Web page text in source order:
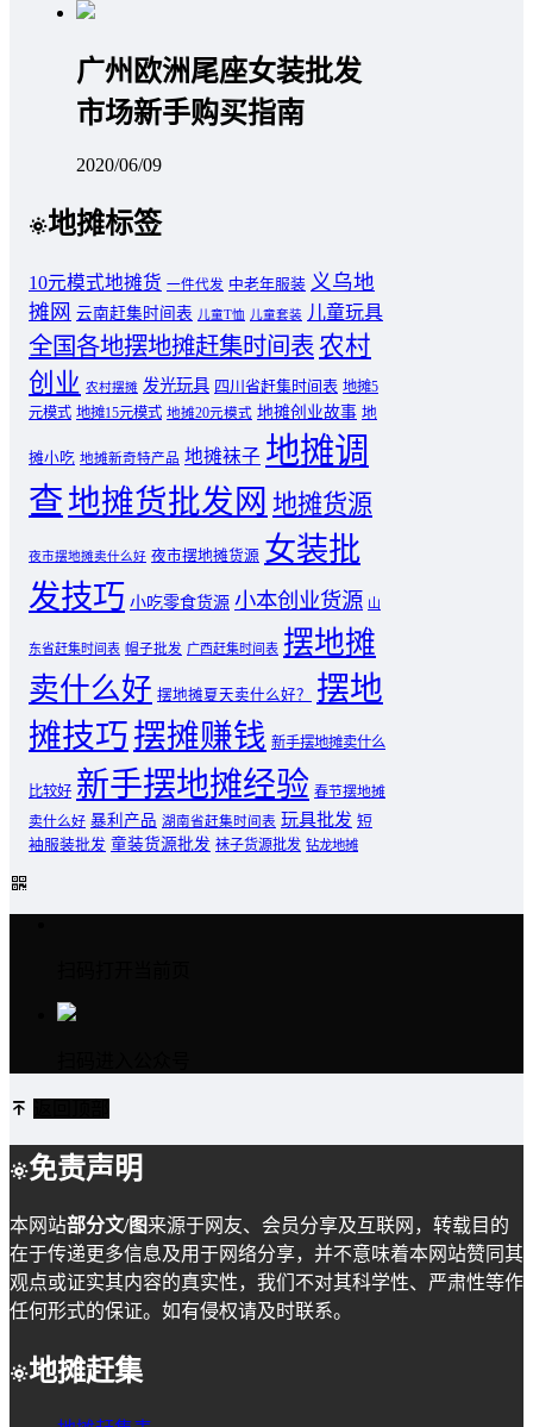
广州欧洲尾座女装批发
市场新手购买指南
2020/06/09
地摊标签
10元模式地摊货 一件代发 中老年服装 义乌地
摊网 云南赶集时间表 儿童T恤 儿童套装 儿童玩具
全国各地摆地摊赶集时间表 农村
创业 农村摆摊 发光玩具 四川省赶集时间表 地摊5
元模式 地摊15元模式 地摊20元模式 地摊创业故事 地
摊小吃 地摊新奇特产品 地摊袜子 地摊调
查地摊货批发网 地摊货源
夜市摆地摊卖什么好 夜市摆地摊货源 女装批
发技巧 小吃零食货源 小本创业货源 山
东省赶集时间表 帽子批发 广西赶集时间表 摆地摊
卖什么好 摆地摊夏天卖什么好？
摆地
摊技巧摆摊赚钱 新手摆地摊卖什么
比较好 新手摆地摊经验 春节摆地摊
卖什么好 暴利产品 湖南省赶集时间表 玩具批发 短
袖服装批发 童装货源批发 袜子货源批发 钻龙地摊
免责声明
本网站部分文/图来源于网友、会员分享及互联网，转载目的
在于传递更多信息及用于网络分享，并不意味着本网站赞同其
观点或证实其内容的真实性，我们不对其科学性、严肃性等作
任何形式的保证。如有侵权请及时联系。
地摊赶集